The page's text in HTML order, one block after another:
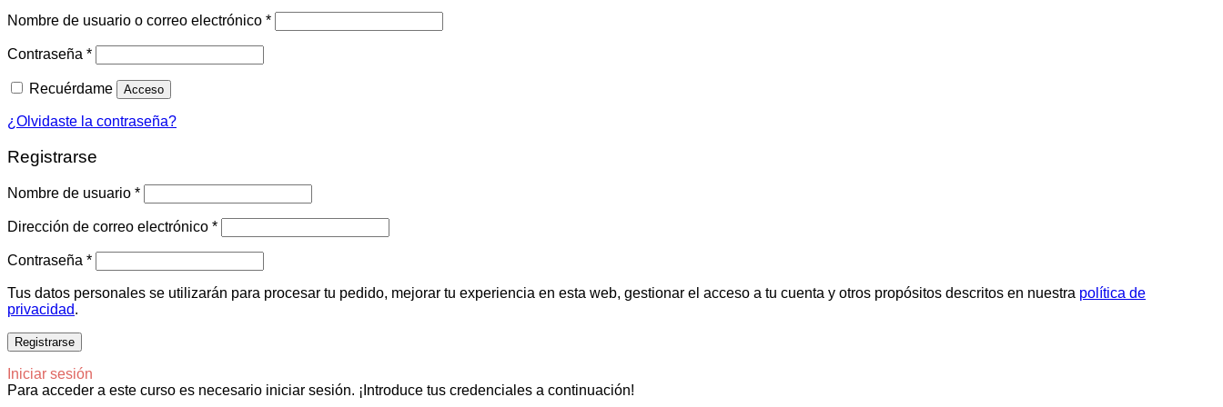
Nombre de usuario o correo electrónico *Obligatorio
Contraseña *Obligatorio
Recuérdame Acceso
¿Olvidaste la contraseña?
Registrarse
Nombre de usuario *Obligatorio
Dirección de correo electrónico *Obligatorio
Contraseña *Obligatorio
Tus datos personales se utilizarán para procesar tu pedido, mejorar tu experiencia en esta web, gestionar el acceso a tu cuenta y otros propósitos descritos en nuestra política de
privacidad.
Registrarse
Iniciar sesión
Para acceder a este curso es necesario iniciar sesión. ¡Introduce tus credenciales a continuación!